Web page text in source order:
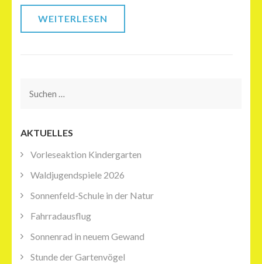
WEITERLESEN
Suchen
AKTUELLES
Vorleseaktion Kindergarten
Waldjugendspiele 2026
Sonnenfeld-Schule in der Natur
Fahrradausflug
Sonnenrad in neuem Gewand
Stunde der Gartenvögel